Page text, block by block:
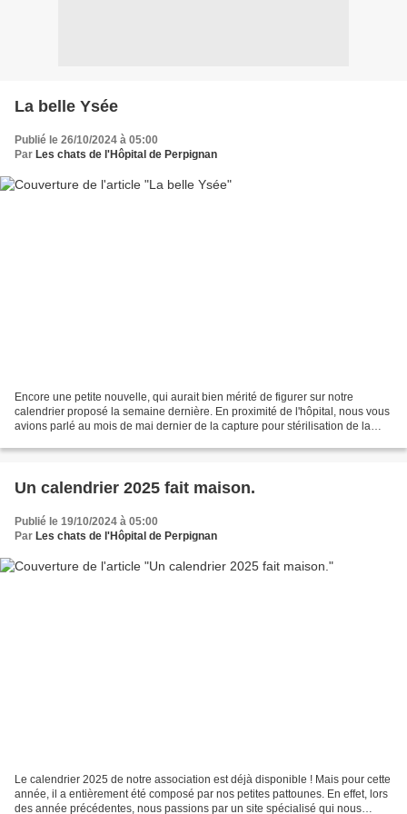
La belle Ysée
Publié le 26/10/2024 à 05:00
Par Les chats de l'Hôpital de Perpignan
Encore une petite nouvelle, qui aurait bien mérité de figurer sur notre
calendrier proposé la semaine dernière. En proximité de l'hôpital, nous vous
avions parlé au mois de mai dernier de la capture pour stérilisation de la
Un calendrier 2025 fait maison.
Publié le 19/10/2024 à 05:00
Par Les chats de l'Hôpital de Perpignan
Le calendrier 2025 de notre association est déjà disponible ! Mais pour cette
année, il a entièrement été composé par nos petites pattounes. En effet, lors
des année précédentes, nous passions par un site spécialisé qui nous